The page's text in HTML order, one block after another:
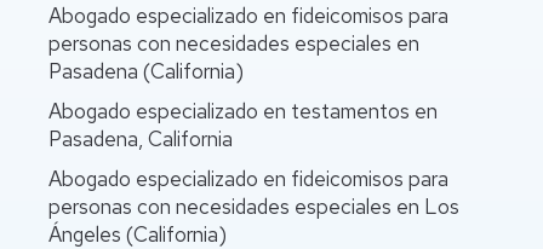
Abogado especializado en fideicomisos para
personas con necesidades especiales en
Pasadena (California)
Abogado especializado en testamentos en
Pasadena, California
Abogado especializado en fideicomisos para
personas con necesidades especiales en Los
Ángeles (California)